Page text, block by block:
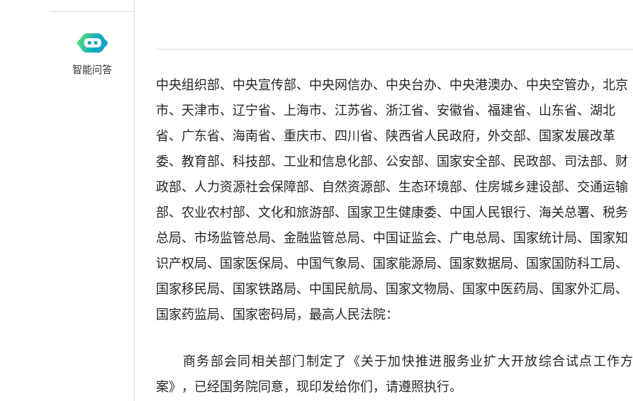
中央组织部、中央宣传部、中央网信办、中央台办、中央港澳办、中央空管办，北京
市、天津市、辽宁省、上海市、江苏省、浙江省、安徽省、福建省、山东省、湖北
省、广东省、海南省、重庆市、四川省、陕西省人民政府，外交部、国家发展改革
委、教育部、科技部、工业和信息化部、公安部、国家安全部、民政部、司法部、财
政部、人力资源社会保障部、自然资源部、生态环境部、住房城乡建设部、交通运输
部、农业农村部、文化和旅游部、国家卫生健康委、中国人民银行、海关总署、税务
总局、市场监管总局、金融监管总局、中国证监会、广电总局、国家统计局、国家知
识产权局、国家医保局、中国气象局、国家能源局、国家数据局、国家国防科工局、
国家移民局、国家铁路局、中国民航局、国家文物局、国家中医药局、国家外汇局、
国家药监局、国家密码局，最高人民法院：
商务部会同相关部门制定了 《关于加快推进服务业扩大开放综合试点工作方
案》 ， 已经国务院同意，现印发给你们，请遵照执行。
智能问答